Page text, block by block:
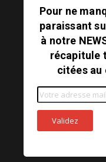
Pour ne
paraissant
à notre
récapitule
citées au